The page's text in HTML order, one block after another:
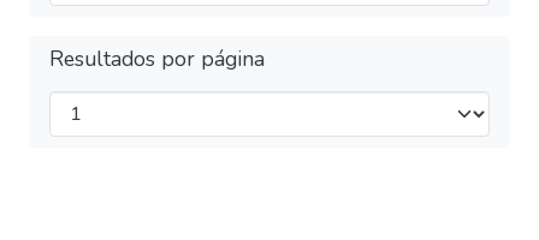
Resultados por página